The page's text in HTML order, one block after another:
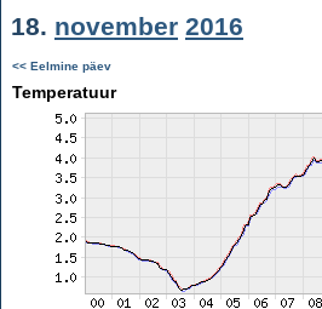
18. november 2016
<< Eelmine päev
Temperatuur